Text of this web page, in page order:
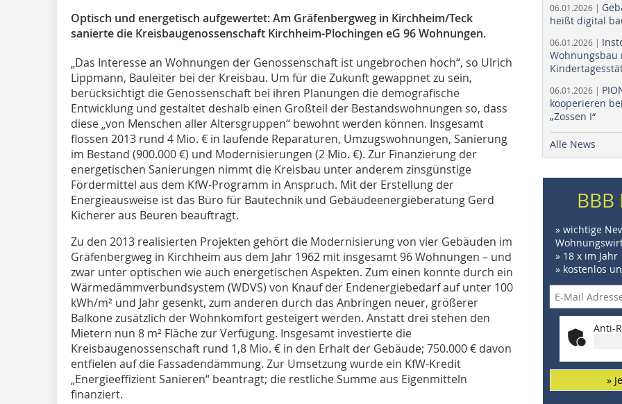
Optisch und energetisch aufgewertet: Am Gräfenbergweg in Kirchheim/Teck
sanierte die Kreisbaugenossenschaft Kirchheim-Plochingen eG 96 Wohnungen.
„Das Interesse an Wohnungen der Genossenschaft ist ungebrochen hoch“, so Ulrich
Lippmann, Bauleiter bei der Kreisbau. Um für die Zukunft gewappnet zu sein,
berücksichtigt die Genossenschaft bei ihren Planungen die demografische
Entwicklung und gestaltet deshalb einen Großteil der Bestandswohnungen so, dass
diese „von Menschen aller Altersgruppen“ bewohnt werden können. Insgesamt
flossen 2013 rund 4 Mio. € in laufende Reparaturen, Umzugswohnungen, Sanierung
im Bestand (900.000 €) und Modernisierungen (2 Mio. €). Zur Finanzierung der
energetischen Sanierungen nimmt die Kreisbau unter anderem zinsgünstige
Fördermittel aus dem KfW-Programm in Anspruch. Mit der Erstellung der
Energieausweise ist das Büro für Bautechnik und Gebäudeenergieberatung Gerd
Kicherer aus Beuren beauftragt.
Zu den 2013 realisierten Projekten gehört die Modernisierung von vier Gebäuden im
Gräfenbergweg in Kirchheim aus dem Jahr 1962 mit insgesamt 96 Wohnungen – und
zwar unter optischen wie auch energetischen Aspekten. Zum einen konnte durch ein
Wärmedämmverbundsystem (WDVS) von Knauf der Endenergiebedarf auf unter 100
kWh/m² und Jahr gesenkt, zum anderen durch das Anbringen neuer, größerer
Balkone zusätzlich der Wohnkomfort gesteigert werden. Anstatt drei stehen den
Mietern nun 8 m² Fläche zur Verfügung. Insgesamt investierte die
Kreisbaugenossenschaft rund 1,8 Mio. € in den Erhalt der Gebäude; 750.000 € davon
entfielen auf die Fassadendämmung. Zur Umsetzung wurde ein KfW-Kredit
„Energieeffizient Sanieren“ beantragt; die restliche Summe aus Eigenmitteln
finanziert.
06.01.2026 |
heißt digital
06.01.2026 |
Wohnungsbau
06.01.2026 |
kooperieren
„Zossen I“
Alle News
» wichtige
» 18 x im Jahr
» kostenlos
Anti-
»